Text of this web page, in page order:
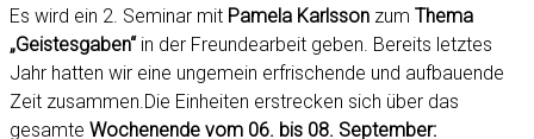
Es wird ein 2. Seminar mit Pamela Karlsson zum Thema
„Geistesgaben“in der Freundearbeit geben. Bereits letztes
Jahr hatten wir eine ungemein erfrischende und aufbauende
Zeit zusammen.Die Einheiten erstrecken sich über das
gesamte Wochenende vom 06. bis 08. September: